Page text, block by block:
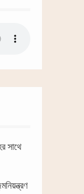
সাথে